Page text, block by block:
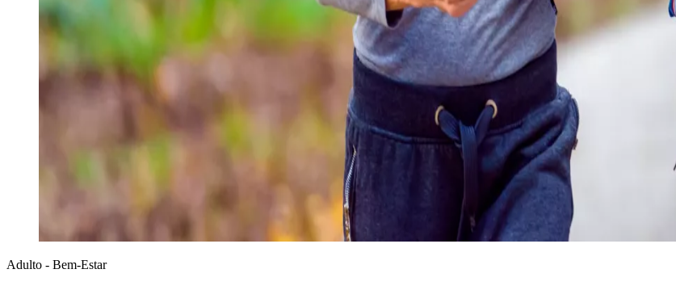
Adulto - Bem-Estar